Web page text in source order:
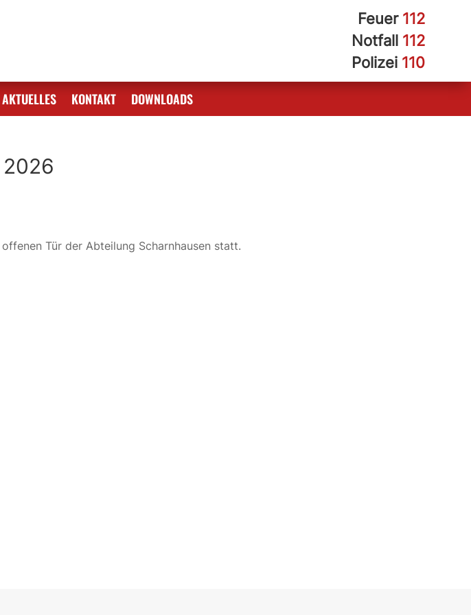
Feuer 112
Notfall 112
Polizei 110
AKTUELLES KONTAKT DOWNLOADS
Tür der Abteilung Scharnhausen statt.